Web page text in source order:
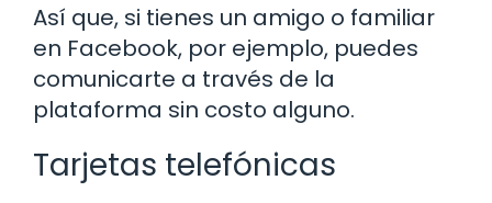
Así que, si tienes un amigo o familiar
en Facebook, por ejemplo, puedes
comunicarte a través de la
plataforma sin costo alguno.
Tarjetas telefónicas